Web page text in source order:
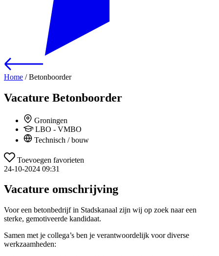
Home /Betonboorder
Vacature Betonboorder
Groningen
LBO - VMBO
Technisch / bouw
Toevoegen favorieten
24-10-2024 09:31
Vacature omschrijving
Voor een betonbedrijf in Stadskanaal zijn wij op zoek naar een
sterke, gemotiveerde kandidaat.
Samen met je collega’s ben je verantwoordelijk voor diverse
werkzaamheden: